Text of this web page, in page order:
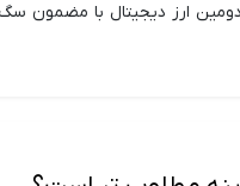
ارز دیجیتال با مضمون